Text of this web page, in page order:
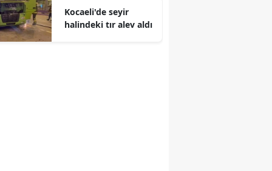
Muğla
Kocaeli'de seyir
halindeki tır alev aldı